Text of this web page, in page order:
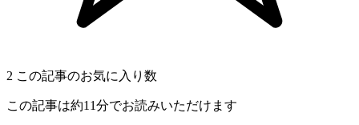
2 この記事のお気に入り数
この記事は約11分でお読みいただけます